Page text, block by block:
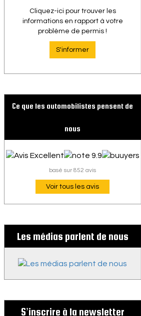
Cliquez-ici pour trouver les
informations en rapport à votre
problème de permis !
S'informer
Ce que les automobilistes pensent de
nous
basé sur 852 avis
Voir tous les avis
Les médias parlent de nous
S’inscrire à la newsletter